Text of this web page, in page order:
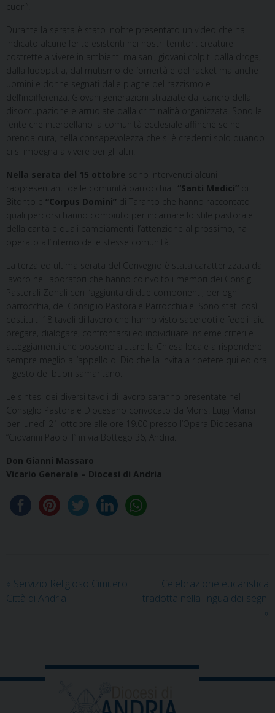
cuori”.
Durante la serata è stato inoltre presentato un video che ha
indicato alcune ferite esistenti nei nostri territori: creature
costrette a vivere in ambienti malsani, giovani colpiti dalla droga,
dalla ludopatia, dal mutismo dell’omertà e del racket ma anche
uomini e donne segnati dalle piaghe del razzismo e
dell’indifferenza. Giovani generazioni straziate dal cancro della
disoccupazione e arruolate dalla criminalità organizzata. Sono le
ferite che interpellano la comunità ecclesiale affinché se ne
prenda cura, nella consapevolezza che si è credenti solo quando
ci si impegna a vivere per gli altri.
Nella serata del 15 ottobre sono intervenuti alcuni
rappresentanti delle comunità parrocchiali “Santi Medici” di
Bitonto e “Corpus Domini” di Taranto che hanno raccontato
quali percorsi hanno compiuto per incarnare lo stile pastorale
della carità e quali cambiamenti, l’attenzione al prossimo, ha
operato all’interno delle stesse comunità.
La terza ed ultima serata del Convegno è stata caratterizzata dal
lavoro nei laboratori che hanno coinvolto i membri dei Consigli
Pastorali Zonali con l’aggiunta di due componenti, per ogni
parrocchia, del Consiglio Pastorale Parrocchiale. Sono stati così
costituiti 18 tavoli di lavoro che hanno visto sacerdoti e fedeli laici
pregare, dialogare, confrontarsi ed individuare insieme criteri e
atteggiamenti che possono aiutare la Chiesa locale a rispondere
sempre meglio all’appello di Dio che la invita a ripetere qui ed ora
il gesto del buon samaritano.
Le sintesi dei diversi tavoli di lavoro saranno presentate nel
Consiglio Pastorale Diocesano convocato da Mons. Luigi Mansi
per lunedì 21 ottobre alle ore 19.00 presso l’Opera Diocesana
“Giovanni Paolo II” in via Bottego 36, Andria.
Don Gianni Massaro
Vicario Generale – Diocesi di Andria
« Servizio Religioso Cimitero
Città di Andria
Celebrazione eucaristica
tradotta nella lingua dei segni
»